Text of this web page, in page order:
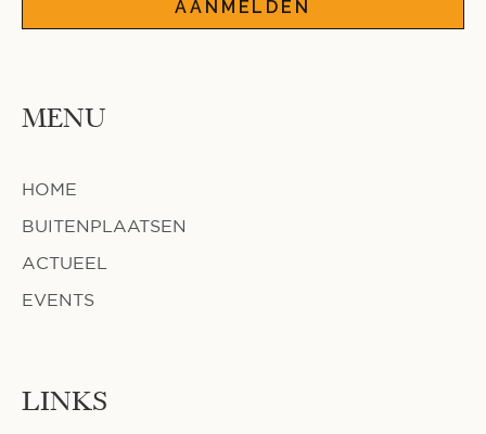
AANMELDEN
MENU
HOME
BUITENPLAATSEN
ACTUEEL
EVENTS
LINKS